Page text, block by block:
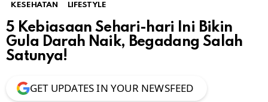
KESEHATAN LIFESTYLE
5 Kebiasaan Sehari-hari Ini Bikin
Gula Darah Naik, Begadang Salah
Satunya!
GET UPDATES IN YOUR NEWSFEED